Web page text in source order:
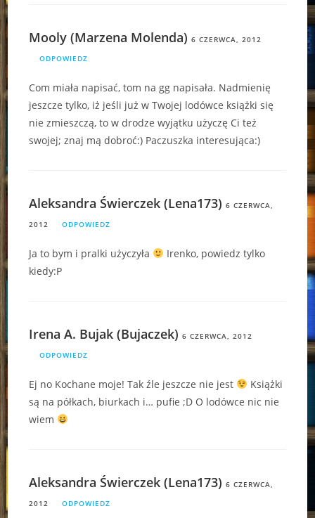
Mooly (Marzena Molenda) 6 CZERWCA, 2012
ODPOWIEDZ
Com miała napisać, tom na gg napisała. Nadmienię
jeszcze tylko, iż jeśli już w Twojej lodówce książki się
nie zmieszczą, to w drodze wyjątku użyczę Ci też
swojej; znaj mą dobroć:) Paczuszka interesująca:)
Aleksandra Świerczek (Lena173) 6 CZERWCA,
2012
ODPOWIEDZ
Ja to bym i pralki użyczyła
Irenko, powiedz tylko
kiedy:P
Irena A. Bujak (Bujaczek) 6 CZERWCA, 2012
ODPOWIEDZ
Ej no Kochane moje! Tak źle jeszcze nie jest
Książki
są na półkach, biurkach i… pufie ;D O lodówce nic nie
wiem
Aleksandra Świerczek (Lena173) 6 CZERWCA,
2012
ODPOWIEDZ